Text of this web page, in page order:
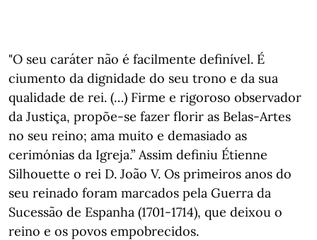
"O seu caráter não é facilmente definível. É
ciumento da dignidade do seu trono e da sua
qualidade de rei. (…) Firme e rigoroso observador
da Justiça, propõe-se fazer florir as Belas-Artes
no seu reino; ama muito e demasiado as
cerimónias da Igreja.” Assim definiu Étienne
Silhouette o rei D. João V. Os primeiros anos do
seu reinado foram marcados pela Guerra da
Sucessão de Espanha (1701-1714), que deixou o
reino e os povos empobrecidos.